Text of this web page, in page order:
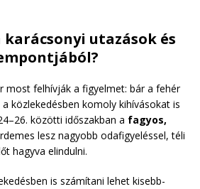
utazások és
most felhívják a figyelmet: bár a fehér
közlekedésben komoly kihívásokat is
közötti időszakban a fagyos,
lesz nagyobb odafigyeléssel, téli
hagyva elindulni.
is számítani lehet kisebb-